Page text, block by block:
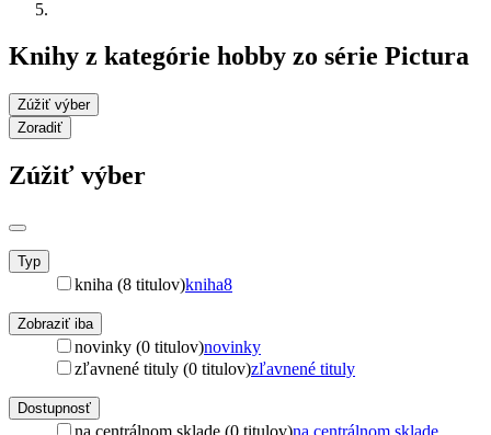
Knihy z kategórie hobby zo série Pictura
Zúžiť výber
Zoradiť
Zúžiť výber
Typ
kniha (8 titulov)kniha8
Zobraziť iba
novinky (0 titulov)novinky
zľavnené tituly (0 titulov)zľavnené tituly
Dostupnosť
na centrálnom sklade (0 titulov)na centrálnom sklade